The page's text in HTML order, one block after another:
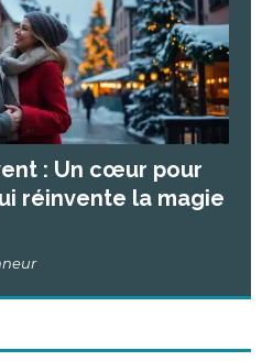
: Un cœur pour
réinvente la magie